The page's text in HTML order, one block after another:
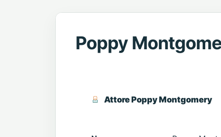
Poppy
Attore Poppy Montgomery